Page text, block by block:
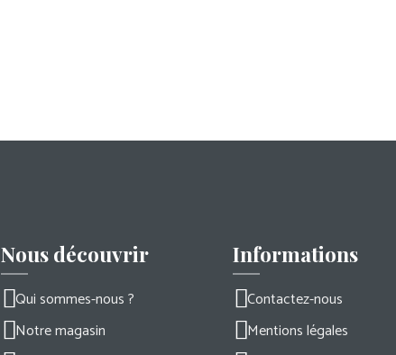
Nous découvrir
Qui sommes-nous ?
Notre magasin
Informations
Contactez-nous
Mentions légales